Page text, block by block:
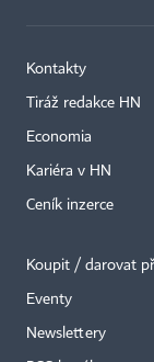
Kontakty
Tiráž redakce HN
Economia
Kariéra v HN
Ceník inzerce
Koupit / darovat
Eventy
Newslettery